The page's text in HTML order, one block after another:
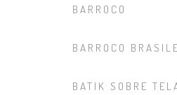
BARROCO
BARROCO
BATIK SOBRE